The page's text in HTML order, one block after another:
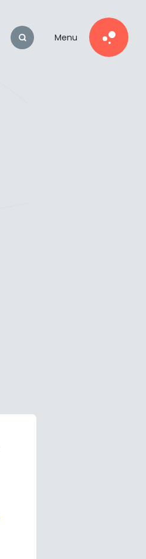
Menu